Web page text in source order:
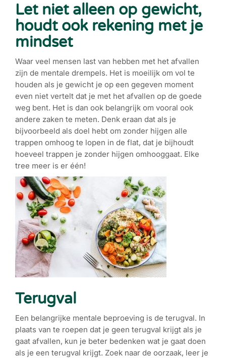
Let niet alleen op gewicht,
houdt ook rekening met je
mindset
Waar veel mensen last van hebben met het afvallen
zijn de mentale drempels. Het is moeilijk om vol te
houden als je gewicht je op een gegeven moment
even niet vertelt dat je met het afvallen op de goede
weg bent. Het is dan ook belangrijk om vooral ook
andere zaken te meten. Denk eraan dat als je
bijvoorbeeld als doel hebt om zonder hijgen alle
trappen omhoog te lopen in de flat, dat je bijhoudt
hoeveel trappen je zonder hijgen omhooggaat. Elke
tree meer is er één!
Terugval
Een belangrijke mentale beproeving is de terugval. In
plaats van te roepen dat je geen terugval krijgt als je
gaat afvallen, kun je beter bedenken wat je gaat doen
als je een terugval krijgt. Zoek naar de oorzaak, leer je